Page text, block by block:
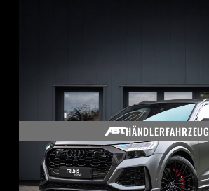
HÄNDLERFAHRZEUG